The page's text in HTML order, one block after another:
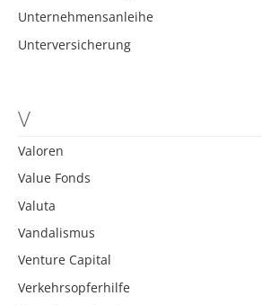
Unternehmensanleihe
Unterversicherung
V
Valoren
Value Fonds
Valuta
Vandalismus
Venture Capital
Verkehrsopferhilfe